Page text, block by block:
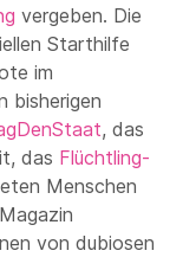
vergeben. Die
Starthilfe
im
bisherigen
, das
das Flüchtling-
Menschen
von dubiosen